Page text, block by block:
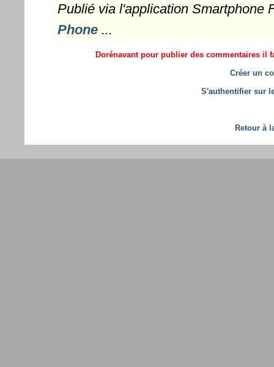
Publié via l'application Smartphone
Phone...
Dorénavant pour publier des commentaires il
Créer un
S'authentifier sur
Retour à